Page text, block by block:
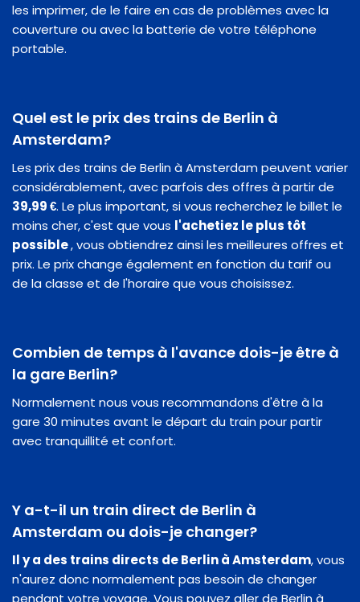
les imprimer, de le faire en cas de problèmes avec la
couverture ou avec la batterie de votre téléphone
portable.
Quel est le prix des trains de Berlin à
Amsterdam?
Les prix des trains de Berlin à Amsterdam peuvent varier
considérablement, avec parfois des offres à partir de
39,99 €. Le plus important, si vous recherchez le billet le
moins cher, c'est que vous l'achetiez le plus tôt
possible, vous obtiendrez ainsi les meilleures offres et
prix. Le prix change également en fonction du tarif ou
de la classe et de l'horaire que vous choisissez.
Combien de temps à l'avance dois-je être à
la gare Berlin?
Normalement nous vous recommandons d'être à la
gare 30 minutes avant le départ du train pour partir
avec tranquillité et confort.
Y a-t-il un train direct de Berlin à
Amsterdam ou dois-je changer?
Il y a des trains directs de Berlin à Amsterdam, vous
n'aurez donc normalement pas besoin de changer
pendant votre voyage. Vous pouvez aller de Berlin à